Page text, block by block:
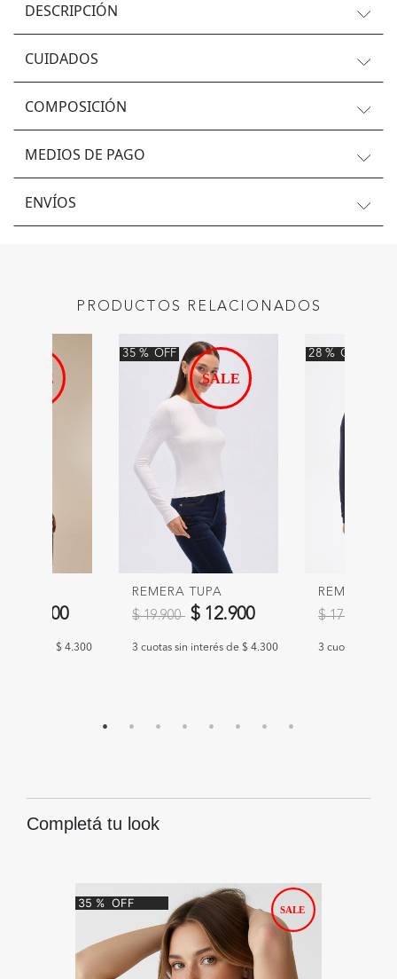
DESCRIPCIÓN
CUIDADOS
COMPOSICIÓN
MEDIOS DE PAGO
ENVÍOS
PRODUCTOS RELACIONADOS
de
$ 12.900
interés de $ 4.300
35% OFF
REMERA TUPA
Precio reducido de
$ 19.900 a$ 12.900
3 cuotas sin interés de $ 4.300
28% OFF
REMERA
Precio
$ 17.900
3 cuotas sin
Completá tu look
35 % OFF